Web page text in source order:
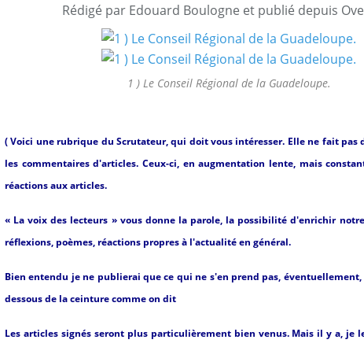
Rédigé par Edouard Boulogne et publié depuis
1 ) Le Conseil Régional de la Guadeloupe.
( Voici une rubrique du Scrutateur, qui doit vous intéresser. Elle ne fait pas
les commentaires d'articles. Ceux-ci, en augmentation lente, mais
réactions aux articles.
« La voix des lecteurs » vous donne la parole, la possibilité d'enrichir
réflexions, poèmes, réactions propres à l'actualité en général.
Bien entendu je ne publierai que ce qui ne s'en prend pas, éventuellement,
dessous de la ceinture comme on dit
Les articles signés seront plus particulièrement bien venus. Mais il y a, je